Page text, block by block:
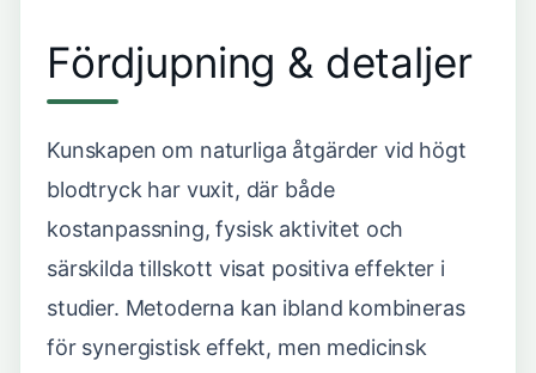
Fördjupning & detaljer
Kunskapen om naturliga åtgärder vid högt
blodtryck har vuxit, där både
kostanpassning, fysisk aktivitet och
särskilda tillskott visat positiva effekter i
studier. Metoderna kan ibland kombineras
för synergistisk effekt, men medicinsk